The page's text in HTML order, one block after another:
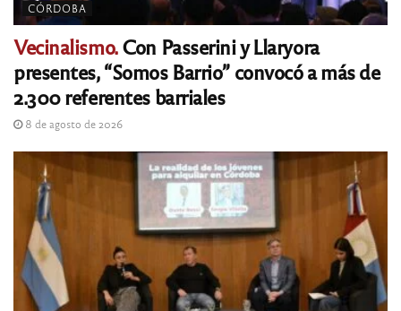
CÓRDOBA
Vecinalismo.Con Passerini y Llaryora
presentes, “Somos Barrio” convocó a más de
2.300 referentes barriales
8 de agosto de 2026